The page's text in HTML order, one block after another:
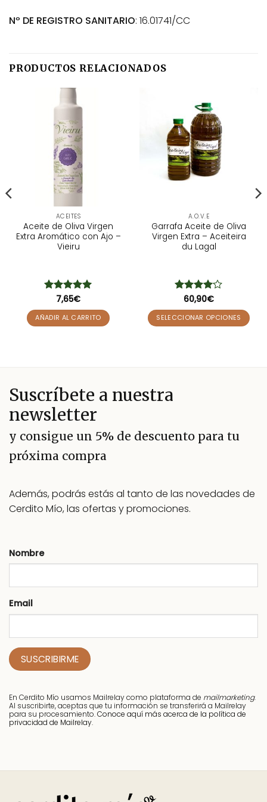
Nº DE REGISTRO SANITARIO: 16.01741/CC
PRODUCTOS RELACIONADOS
ACEITES
Aceite de Oliva Virgen
Extra Aromático con Ajo –
Vieiru
Valorado
con5de 5
7,65€
AÑADIR AL CARRITO
A.O.V.E
Garrafa Aceite de Oliva
Virgen Extra – Aceiteira
du Lagal
Valorado
con4de
5
60,90€
SELECCIONAR OPCIONES
pueden
elegir
de
Suscríbete a nuestra
newsletter
y consigue un 5% de descuento para tu
próxima compra
Además, podrás estás al tanto de las novedades de
Cerdito Mío, las ofertas y promociones.
Nombre
Email
En Cerdito Mío usamos Mailrelay como plataforma de mailmarketing.
Al suscribirte, aceptas que tu información se transferirá a Mailrelay
para su procesamiento.Conoce aquí más acerca de la política de
privacidad de Mailrelay.